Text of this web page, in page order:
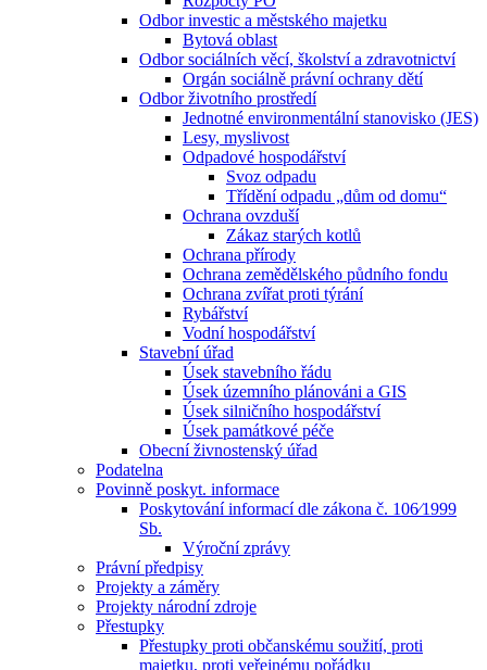
Odbor investic a městského majetku
Bytová oblast
Odbor sociálních věcí, školství a zdravotnictví
Orgán sociálně právní ochrany dětí
Odbor životního prostředí
Jednotné environmentální stanovisko (JES)
Lesy, myslivost
Odpadové hospodářství
Svoz odpadu
Třídění odpadu „dům od domu“
Ochrana ovzduší
Zákaz starých kotlů
Ochrana přírody
Ochrana zemědělského půdního fondu
Ochrana zvířat proti týrání
Rybářství
Vodní hospodářství
Stavební úřad
Úsek stavebního řádu
Úsek územního plánováni a GIS
Úsek silničního hospodářství
Úsek památkové péče
Obecní živnostenský úřad
Podatelna
Povinně poskyt. informace
Poskytování informací dle zákona č. 106⁄1999
Sb.
Výroční zprávy
Právní předpisy
Projekty a záměry
Projekty národní zdroje
Přestupky
Přestupky proti občanskému soužití, proti
majetku, proti veřejnému pořádku